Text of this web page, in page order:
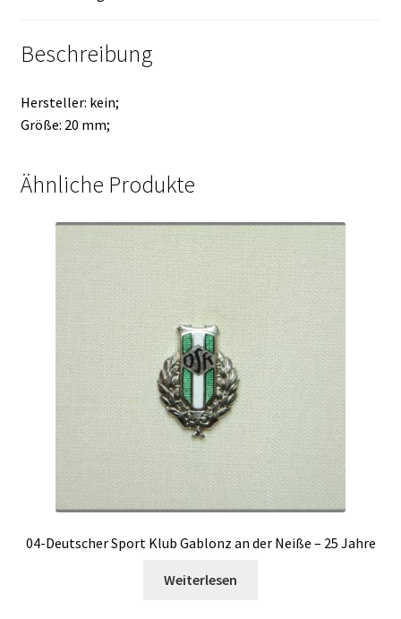
Beschreibung
Hersteller: kein;
Größe: 20 mm;
Ähnliche Produkte
04-Deutscher Sport Klub Gablonz an der Neiße – 25 Jahre
Weiterlesen